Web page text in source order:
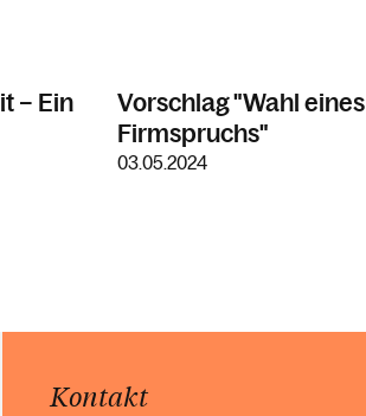
– Ein
Vorschlag "Wahl eines
Firmspruchs"
03.05.2024
Kontakt